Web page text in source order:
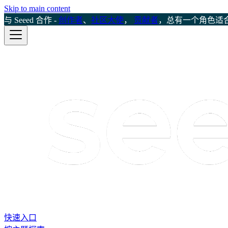
Skip to main content
与 Seeed 合作 - 创作者、 社区大使， 贡献者，总有一个角色适
快速入口